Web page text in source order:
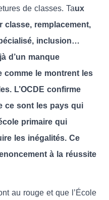
de classes. Taux
classe, remplacement,
inclusion…
d’un manque
comme le montrent les
L’OCDE confirme
ce sont les pays qui
primaire qui
les inégalités. Ce
à la réussite
au rouge et que l’École